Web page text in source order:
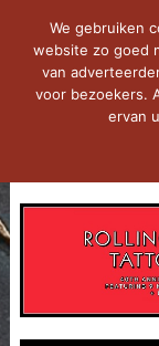
We gebruiken
website zo goed
van
voor bezoekers.
ervan